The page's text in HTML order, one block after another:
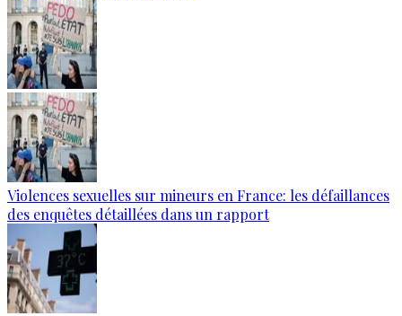
Violences sexuelles sur mineurs en France: les défaillances
des enquêtes détaillées dans un rapport